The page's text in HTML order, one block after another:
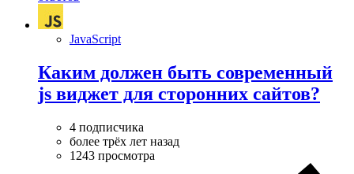
JavaScript
Каким должен быть современный
js виджет для сторонних сайтов?
4 подписчика
более трёх лет назад
1243 просмотра